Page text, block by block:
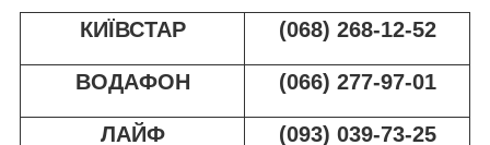
КИЇВСТАР
(068) 268-12-52
ВОДАФОН (066) 277-97-01
ЛАЙФ (093) 039-73-25